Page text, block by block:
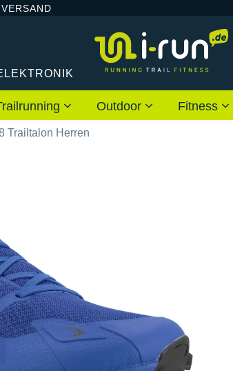
Outdoor Fitness
Trailtalon Herren